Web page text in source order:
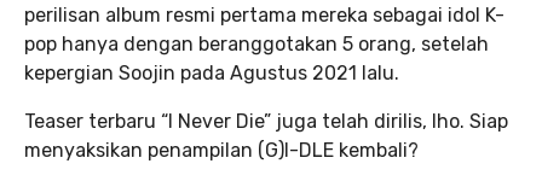
perilisan album resmi pertama mereka sebagai idol K-
pop hanya dengan beranggotakan 5 orang, setelah
kepergian Soojin pada Agustus 2021 lalu.
Teaser terbaru “I Never Die” juga telah dirilis, lho. Siap
menyaksikan penampilan (G)I-DLE kembali?